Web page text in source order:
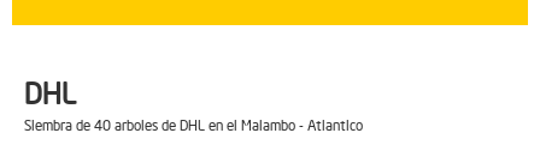
DHL
Siembra de 40 arboles de DHL en el Malambo - Atlantico